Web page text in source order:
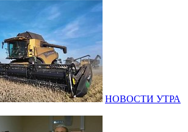
НОВОСТИ УТРА